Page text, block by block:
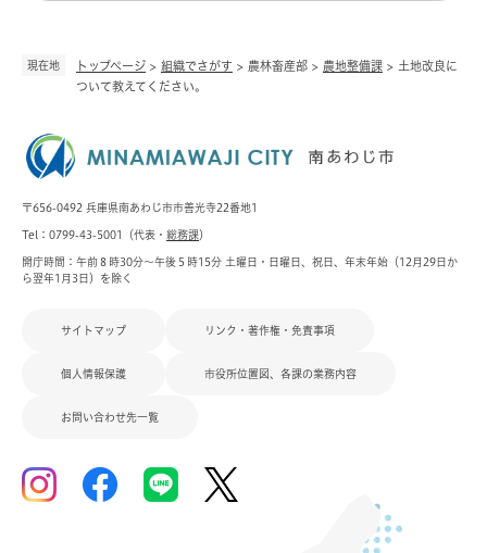
現在地 トップページ > 組織でさがす > 農林畜産部 > 農地整備課 > 土地改良に
ついて教えてください。
〒656-0492 兵庫県南あわじ市市善光寺22番地1
Tel：0799-43-5001（代表・ 総務課）
開庁時間：午前８時30分～午後５時15分 土曜日・日曜日、祝日、年末年始（12月29日か
ら翌年1月3日）を除く
サイトマップ リンク・著作権・免責事項
個人情報保護 市役所位置図、各課の業務内容
お問い合わせ先一覧